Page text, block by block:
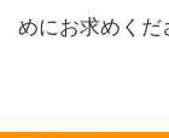
めにお求めくだ